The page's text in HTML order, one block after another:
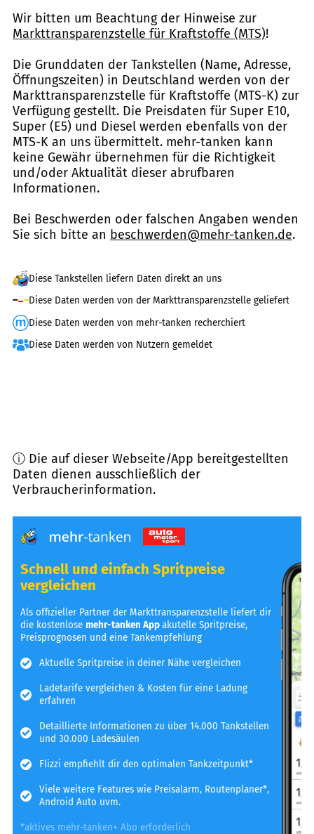
Wir bitten um Beachtung der Hinweise zur
Markttransparenzstelle für Kraftstoffe (MTS)!
Die Grunddaten der Tankstellen (Name, Adresse,
Öffnungszeiten) in Deutschland werden von der
Markttransparenzstelle für Kraftstoffe (MTS-K) zur
Verfügung gestellt. Die Preisdaten für Super E10,
Super (E5) und Diesel werden ebenfalls von der
MTS-K an uns übermittelt. mehr-tanken kann
keine Gewähr übernehmen für die Richtigkeit
und/oder Aktualität dieser abrufbaren
Informationen.
Bei Beschwerden oder falschen Angaben wenden
Sie sich bitte an beschwerden@mehr-tanken.de.
Diese Tankstellen liefern Daten direkt an uns
Diese Daten werden von der Markttransparenzstelle geliefert
Diese Daten werden von mehr-tanken recherchiert
Diese Daten werden von Nutzern gemeldet
ⓘ Die auf dieser Webseite/App bereitgestellten
Daten dienen ausschließlich der
Verbraucherinformation.
Schnell und einfach Spritpreise
vergleichen
Als offizieller Partner der Markttransparenzstelle liefert dir
die kostenlosemehr-tanken Appakutelle Spritpreise,
Preisprognosen und eine Tankempfehlung
Aktuelle Spritpreise in deiner Nähe vergleichen
Ladetarife vergleichen & Kosten für eine Ladung
erfahren
Detaillierte Informationen zu über 14.000 Tankstellen
und 30.000 Ladesäulen
Flizzi empfiehlt dir den optimalen Tankzeitpunkt*
Viele weitere Features wie Preisalarm, Routenplaner*,
Android Auto uvm.
*aktives mehr-tanken+ Abo erforderlich